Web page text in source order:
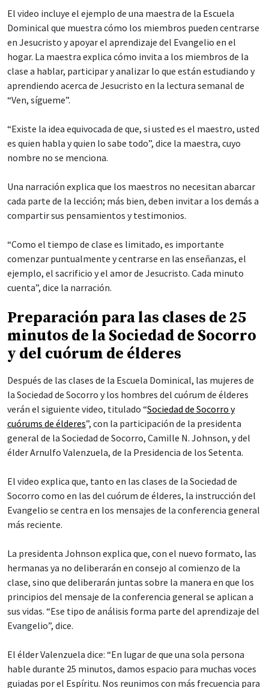
El video incluye el ejemplo de una maestra de la Escuela
Dominical que muestra cómo los miembros pueden centrarse
en Jesucristo y apoyar el aprendizaje del Evangelio en el
hogar. La maestra explica cómo invita a los miembros de la
clase a hablar, participar y analizar lo que están estudiando y
aprendiendo acerca de Jesucristo en la lectura semanal de
“Ven, sígueme”.
“Existe la idea equivocada de que, si usted es el maestro, usted
es quien habla y quien lo sabe todo”, dice la maestra, cuyo
nombre no se menciona.
Una narración explica que los maestros no necesitan abarcar
cada parte de la lección; más bien, deben invitar a los demás a
compartir sus pensamientos y testimonios.
“Como el tiempo de clase es limitado, es importante
comenzar puntualmente y centrarse en las enseñanzas, el
ejemplo, el sacrificio y el amor de Jesucristo. Cada minuto
cuenta”, dice la narración.
Preparación para las clases de 25
minutos de la Sociedad de Socorro
y del cuórum de élderes
Después de las clases de la Escuela Dominical, las mujeres de
la Sociedad de Socorro y los hombres del cuórum de élderes
verán el siguiente video, titulado “Sociedad de Socorro y
cuórums de élderes”, con la participación de la presidenta
general de la Sociedad de Socorro, Camille N. Johnson, y del
élder Arnulfo Valenzuela, de la Presidencia de los Setenta.
El video explica que, tanto en las clases de la Sociedad de
Socorro como en las del cuórum de élderes, la instrucción del
Evangelio se centra en los mensajes de la conferencia general
más reciente.
La presidenta Johnson explica que, con el nuevo formato, las
hermanas ya no deliberarán en consejo al comienzo de la
clase, sino que deliberarán juntas sobre la manera en que los
principios del mensaje de la conferencia general se aplican a
sus vidas. “Ese tipo de análisis forma parte del aprendizaje del
Evangelio”, dice.
El élder Valenzuela dice: “En lugar de que una sola persona
hable durante 25 minutos, damos espacio para muchas voces
guiadas por el Espíritu. Nos reunimos con más frecuencia para